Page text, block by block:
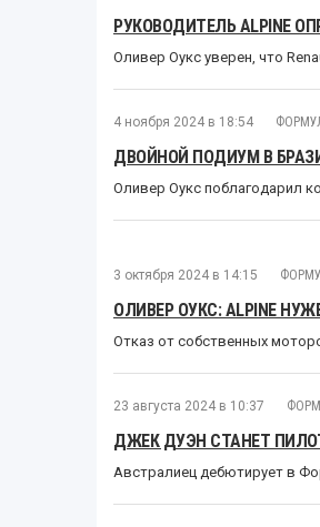
РУКОВОДИТЕЛЬ ALPINE
Оливер Оукс уверен, что
4 ноября 2024 в 18:54
ДВОЙНОЙ ПОДИУМ В
Оливер Оукс поблагодарил
3 октября 2024 в 14:15
ОЛИВЕР ОУКС: ALPINE
Отказ от собственных
23 августа 2024 в 10:37
ДЖЕК ДУЭН СТАНЕТ
Австралиец дебютирует в